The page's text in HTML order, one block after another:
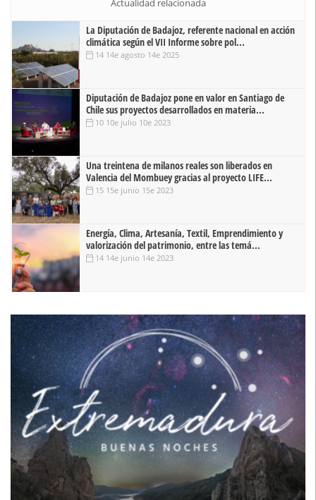
Actualidad relacionada
La Diputación de Badajoz, referente nacional en acción
climática según el VII Informe sobre pol...
14 14e agosto 14e 2025
Diputación de Badajoz pone en valor en Santiago de
Chile sus proyectos desarrollados en materia...
10 10e julio 10e 2023
Una treintena de milanos reales son liberados en
Valencia del Mombuey gracias al proyecto LIFE...
15 15e junio 15e 2023
Energía, Clima, Artesanía, Textil, Emprendimiento y
valorización del patrimonio, entre las temá...
14 14e junio 14e 2023